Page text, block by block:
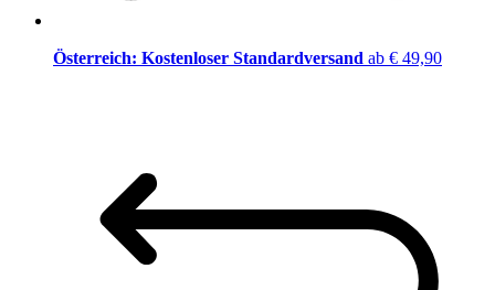
Österreich: Kostenloser Standardversand ab € 49,90